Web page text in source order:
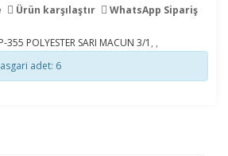
Ürün karşılaştır WhatsApp Sipariş
355 POLYESTER SARI MACUN 3/1 , ,
adet: 6